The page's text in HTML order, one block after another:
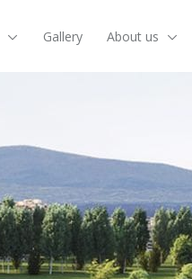
Gallery About us